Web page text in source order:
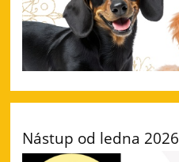
Nástup od ledna 2026